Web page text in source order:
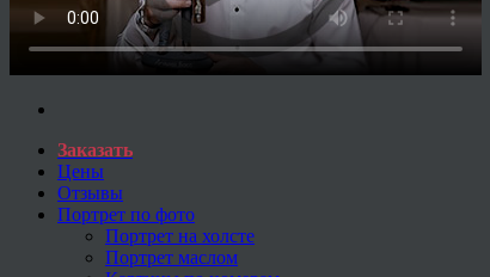
Заказать
Цены
Отзывы
Портрет по фото
Портрет на холсте
Портрет маслом